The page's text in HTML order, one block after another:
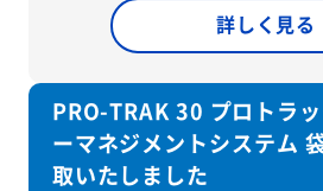
詳しく見る
PRO-TRAK 30 プロトラ
ーマネジメントシステム
取いたしました